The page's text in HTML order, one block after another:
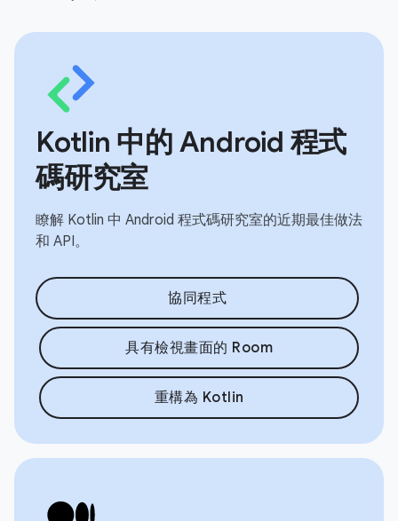
Kotlin 中的 Android 程式
碼研究室
瞭解 Kotlin 中 Android 程式碼研究室的近期最佳做法
和 API。
協同程式
具有檢視畫面的 Room
重構為 Kotlin